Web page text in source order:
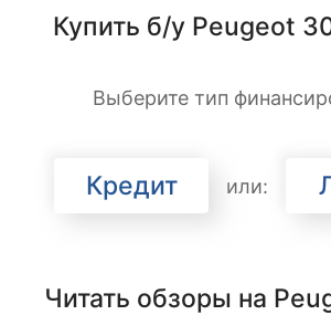
Купить б/у Peugeot
Выберите тип
Кредит или:
Читать обзоры на